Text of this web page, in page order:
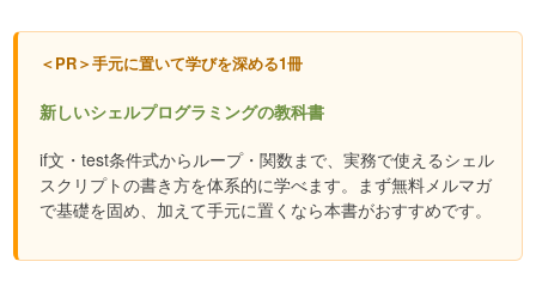
＜PR＞手元に置いて学びを深める1冊
新しいシェルプログラミングの教科書
if文・test条件式からループ・関数まで、実務で使えるシェル
スクリプトの書き方を体系的に学べます。まず無料メルマガ
で基礎を固め、加えて手元に置くなら本書がおすすめです。